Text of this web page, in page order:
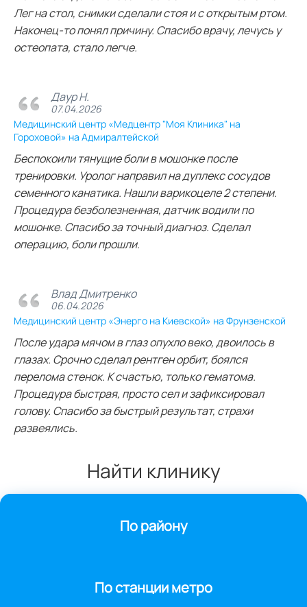
Лег на стол, снимки сделали стоя и с открытым ртом.
Наконец-то понял причину. Спасибо врачу, лечусь у
остеопата, стало легче.
Даур Н.
07.04.2026
Медицинский центр «Медцентр "Моя Клиника" на
Гороховой» на Адмиралтейской
Беспокоили тянущие боли в мошонке после
тренировки. Уролог направил на дуплекс сосудов
семенного канатика. Нашли варикоцеле 2 степени.
Процедура безболезненная, датчик водили по
мошонке. Спасибо за точный диагноз. Сделал
операцию, боли прошли.
Влад Дмитренко
06.04.2026
Медицинский центр «Энерго на Киевской» на Фрунзенской
После удара мячом в глаз опухло веко, двоилось в
глазах. Срочно сделал рентген орбит, боялся
перелома стенок. К счастью, только гематома.
Процедура быстрая, просто сел и зафиксировал
голову. Спасибо за быстрый результат, страхи
развеялись.
Найти клинику
По району
По станции метро